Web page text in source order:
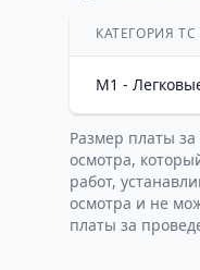
КАТЕГОРИЯ ТС
M1 -
Размер платы за
осмотра,
работ,
осмотра и не
платы за